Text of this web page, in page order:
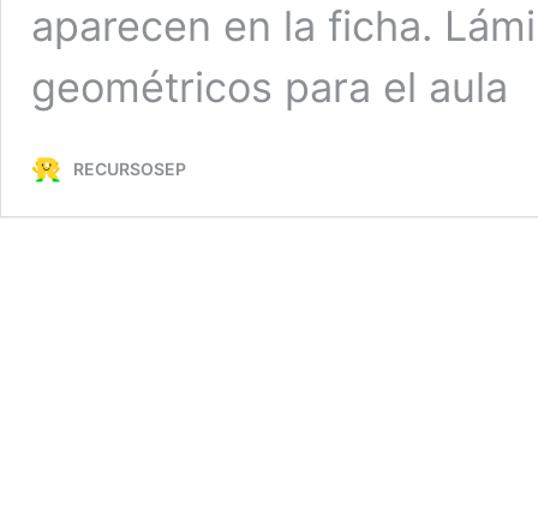
aparecen en la ficha.
geométricos para el aula
RECURSOSEP